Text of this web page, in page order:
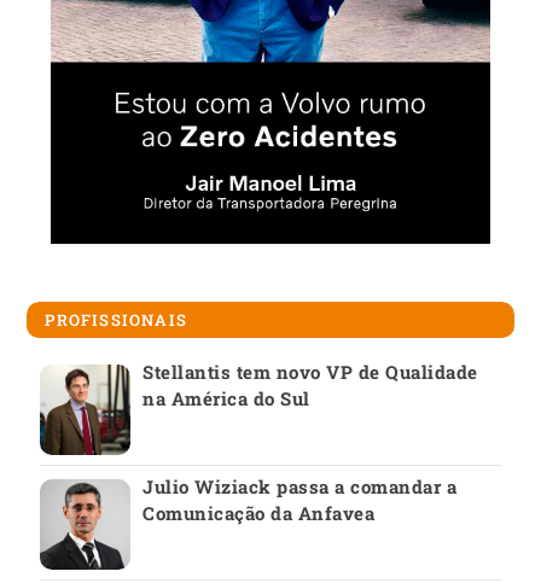
PROFISSIONAIS
Stellantis tem novo VP de Qualidade
na América do Sul
Julio Wiziack passa a comandar a
Comunicação da Anfavea